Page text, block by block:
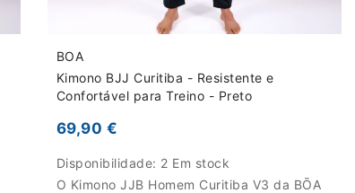
BOA
Kimono BJJ Curitiba - Resistente e
Confortável para Treino - Preto
69,90 €
Disponibilidade: 2 Em stock
O Kimono JJB Homem Curitiba V3 da BŌA